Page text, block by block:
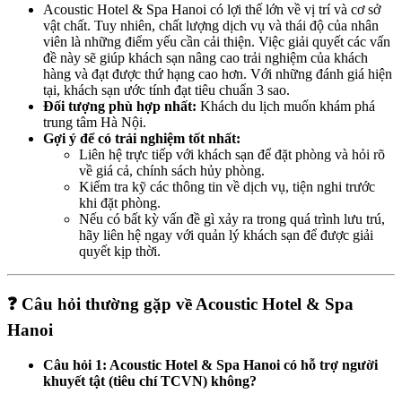
Acoustic Hotel & Spa Hanoi có lợi thế lớn về vị trí và cơ sở
vật chất. Tuy nhiên, chất lượng dịch vụ và thái độ của nhân
viên là những điểm yếu cần cải thiện. Việc giải quyết các vấn
đề này sẽ giúp khách sạn nâng cao trải nghiệm của khách
hàng và đạt được thứ hạng cao hơn. Với những đánh giá hiện
tại, khách sạn ước tính đạt tiêu chuẩn 3 sao.
Đối tượng phù hợp nhất: Khách du lịch muốn khám phá
trung tâm Hà Nội.
Gợi ý để có trải nghiệm tốt nhất:
Liên hệ trực tiếp với khách sạn để đặt phòng và hỏi rõ
về giá cả, chính sách hủy phòng.
Kiểm tra kỹ các thông tin về dịch vụ, tiện nghi trước
khi đặt phòng.
Nếu có bất kỳ vấn đề gì xảy ra trong quá trình lưu trú,
hãy liên hệ ngay với quản lý khách sạn để được giải
quyết kịp thời.
❓ Câu hỏi thường gặp về Acoustic Hotel & Spa
Hanoi
Câu hỏi 1: Acoustic Hotel & Spa Hanoi có hỗ trợ người
khuyết tật (tiêu chí TCVN) không?